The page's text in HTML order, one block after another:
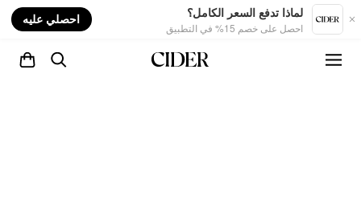
لماذا تدفع السعر الكامل؟
احصل على خصم 15% في التطبيق
احصلي عليه